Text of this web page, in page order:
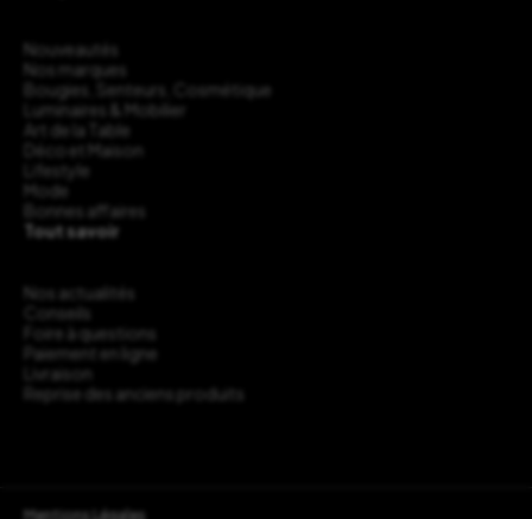
Nouveautés
Nos marques
Bougies, Senteurs, Cosmétique
Luminaires & Mobilier
Art de la Table
Déco et Maison
Lifestyle
Mode
Bonnes affaires
Tout savoir
Nos actualités
Conseils
Foire à questions
Paiement en ligne
Livraison
Reprise des anciens produits
Mentions Légales